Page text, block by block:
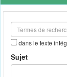
outils
dans le texte
Sujet